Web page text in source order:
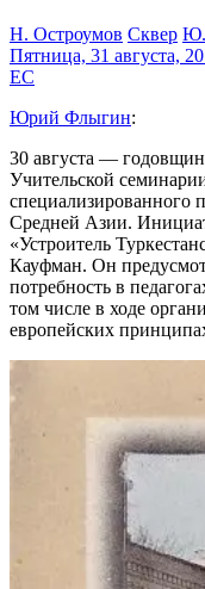
Н. Остроумов Сквер Ю.
Пятница, 31 августа,
EC
Юрий Флыгин:
30 августа —
Учительской
специализированного
Средней Азии.
«Устроитель
Кауфман. Он
потребность в
том числе в ходе
европейских